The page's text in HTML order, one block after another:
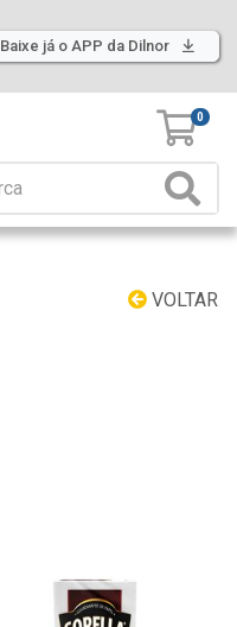
Baixe já o APP da Dilnor
0
VOLTAR